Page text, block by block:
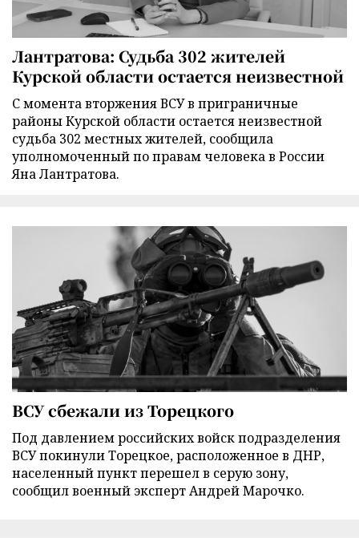
Лантратова: Судьба 302 жителей
Курской области остается неизвестной
С момента вторжения ВСУ в приграничные
районы Курской области остается неизвестной
судьба 302 местных жителей, сообщила
уполномоченный по правам человека в России
Яна Лантратова.
ВСУ сбежали из Торецкого
Под давлением российских войск подразделения
ВСУ покинули Торецкое, расположенное в ДНР,
населенный пункт перешел в серую зону,
сообщил военный эксперт Андрей Марочко.